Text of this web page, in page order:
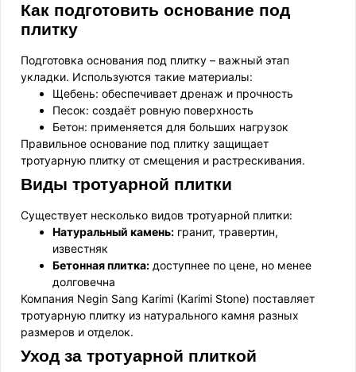
Как подготовить основание под
плитку
Подготовка основания под плитку – важный этап
укладки. Используются такие материалы:
Щебень: обеспечивает дренаж и прочность
Песок: создаёт ровную поверхность
Бетон: применяется для больших нагрузок
Правильное основание под плитку защищает
тротуарную плитку от смещения и растрескивания.
Виды тротуарной плитки
Существует несколько видов тротуарной плитки:
Натуральный камень: гранит, травертин,
известняк
Бетонная плитка: доступнее по цене, но менее
долговечна
Компания Negin Sang Karimi (Karimi Stone) поставляет
тротуарную плитку из натурального камня разных
размеров и отделок.
Уход за тротуарной плиткой